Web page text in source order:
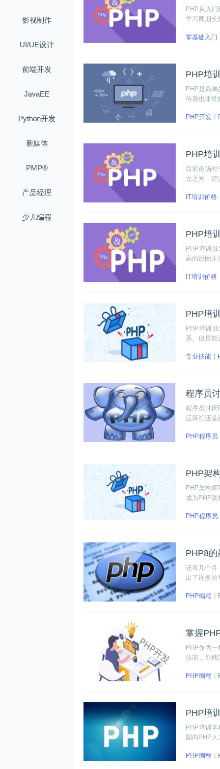
影视制作
UI/UE设计
前端开发
JavaEE
Python开发
新媒体
PMP®
产品经理
少儿编程
PHP从入
学习周期长
零基础入门
PHP培
PHP是简
待遇也非常
PHP开发
PHP培
目前市场
元之间，建
IT培训价格
PHP培
PHP培训
高的原因主
下培训班机
IT培训价格
PHP培
PHP培训
系。但是能
专业技能
程序员
程序员讨厌
运算符还是
PHP程序员
PHP架
PHP架构
成为PHP
PHP程序员
PHP8
还有几个月
出了许多的
PHP编程
掌握
PHP作为
技能，你就
3、
PHP编程
PHP培
PHP培训
国内PHP
将成为未来
PHP编程